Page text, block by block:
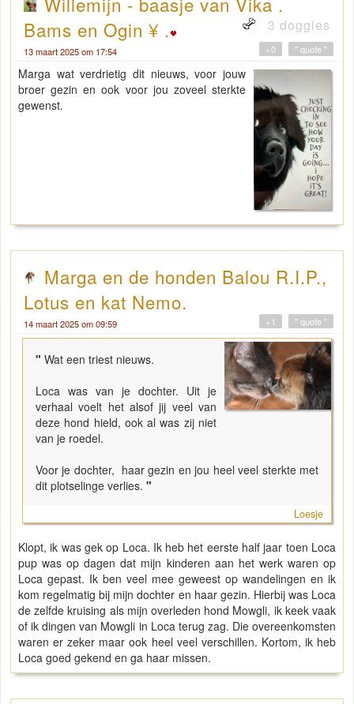
Bams en Ogin ¥ .
3 doggies
13 maart 2025 om 17:54 " quote "
+0
Marga wat verdrietig dit nieuws, voor jouw
broer gezin en ook voor jou zoveel sterkte
gewenst.
Marga en de honden Balou R.I.P.,
Lotus en kat Nemo.
14 maart 2025 om 09:59 " quote "
+1
" Wat een triest nieuws.
Loca was van je dochter. Uit je
verhaal voelt het alsof jij veel van
deze hond hield, ook al was zij niet
van je roedel.
Voor je dochter, haar gezin en jou heel veel sterkte met
dit plotselinge verlies. "
Loesje
Klopt, ik was gek op Loca. Ik heb het eerste half jaar toen Loca
pup was op dagen dat mijn kinderen aan het werk waren op
Loca gepast. Ik ben veel mee geweest op wandelingen en ik
kom regelmatig bij mijn dochter en haar gezin. Hierbij was Loca
de zelfde kruising als mijn overleden hond Mowgli, ik keek vaak
of ik dingen van Mowgli in Loca terug zag. Die overeenkomsten
waren er zeker maar ook heel veel verschillen. Kortom, ik heb
Loca goed gekend en ga haar missen.